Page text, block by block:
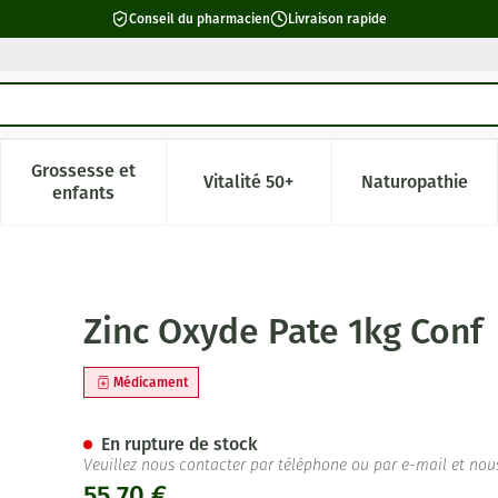
Conseil du pharmacien Livraison rapide
Beauté, soins et hygiène
menu pour la catégorie Régime, alimentation &
Grossesse et
enfantsAfficher le sous-menu pour la catégorie Grossesse
Vitalité 50+Afficher le sous-menu pour la
Naturopathie
Afficher le
Zinc Oxyde Pate 1kg Conf
Médicament
En rupture de stock
Veuillez nous contacter par téléphone ou par e-mail et